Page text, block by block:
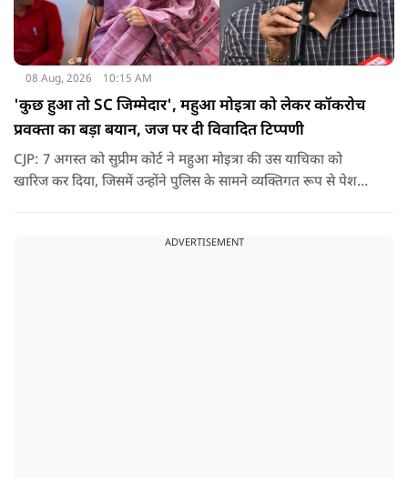
08 Aug, 2026 10:15 AM
'कुछ हुआ तो SC जिम्मेदार', महुआ मोइत्रा को लेकर कॉकरोच
प्रवक्ता का बड़ा बयान, जज पर दी विवादित टिप्पणी
CJP: 7 अगस्त को सुप्रीम कोर्ट ने महुआ मोइत्रा की उस याचिका को
खारिज कर दिया, जिसमें उन्होंने पुलिस के सामने व्यक्तिगत रूप से पेश
ADVERTISEMENT